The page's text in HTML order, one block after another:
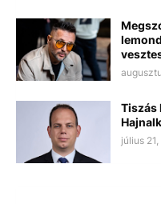
Tiszás
július